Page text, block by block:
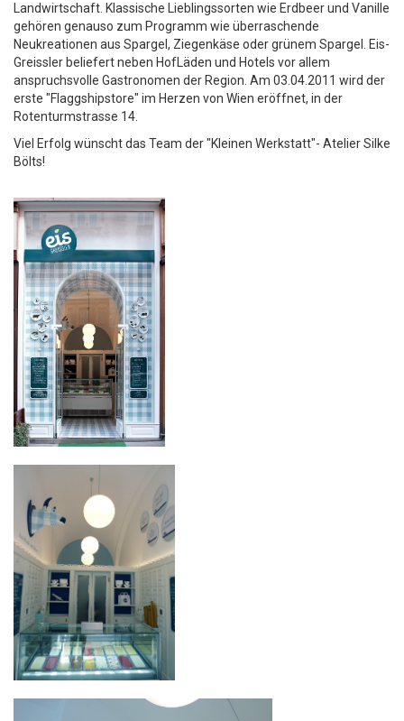
Landwirtschaft. Klassische Lieblingssorten wie Erdbeer und Vanille
gehören genauso zum Programm wie überraschende
Neukreationen aus Spargel, Ziegenkäse oder grünem Spargel. Eis-
Greissler beliefert neben HofLäden und Hotels vor allem
anspruchsvolle Gastronomen der Region. Am 03.04.2011 wird der
erste "Flaggshipstore" im Herzen von Wien eröffnet, in der
Rotenturmstrasse 14.
Viel Erfolg wünscht das Team der "Kleinen Werkstatt"- Atelier Silke
Bölts!